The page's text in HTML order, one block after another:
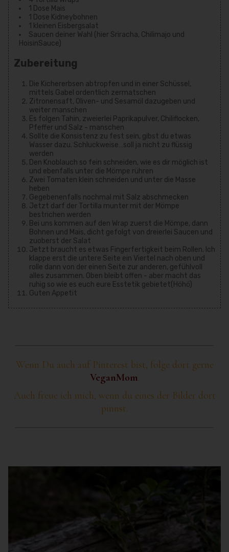
1 Dose Mais
1 Dose Kidneybohnen
1 kleinen Eisbergsalat
Saucen deiner Wahl (hier Sriracha, Chilimajo und
HoisinSauce)
Zubereitung
Die Kichererbsen abtropfen und in einer Schüssel,
mittels Gabel ordentlich zermatschen
Zitronensaft, Oliven- und Sesamöl dazugeben und
weiter manschen
Es folgen Tahin, zweierlei Paprikapulver, Chiliflocken,
Pfeffer und Salz - manschen
Sollte die Konsistenz zu fest sein, gibst du etwas
Wasser dazu. Schluckweise…soll ja nicht zu flüssig
werden
Den Knoblauch so fein schneiden, wie es dir möglich ist
und ebenfalls unter die Mömpe rühren
Zwei Tomaten klein schneiden und unter die Masse
heben
Gegebenenfalls nochmal mit Salz abschmecken
Jetzt darf der Tortilla munter mit der Mömpe
bestrichen werden
Bei uns kommen auf den Wrap zuerst die Mömpe, dann
Bohnen und Mais, dicht gefolgt von dreierlei Saucen und
zuoberst der Salat
Jetzt braucht es etwas Fingerfertigkeit beim Rollen. Ich
klappe erst die untere Seite ein Viertel nach oben und
rolle dann von der einen Seite zur anderen, gefühlvoll
alles zusammen. Oben bleibt offen - aber macht das
ruhig so wie es euch eure Esstetik gebietet(Höhö)
Guten Appetit
Wenn Du auch auf Pinterest bist, folge dort gerne
VeganMom.
Auch freue ich mich, wenn du eines der Bilder dort
pinnst.